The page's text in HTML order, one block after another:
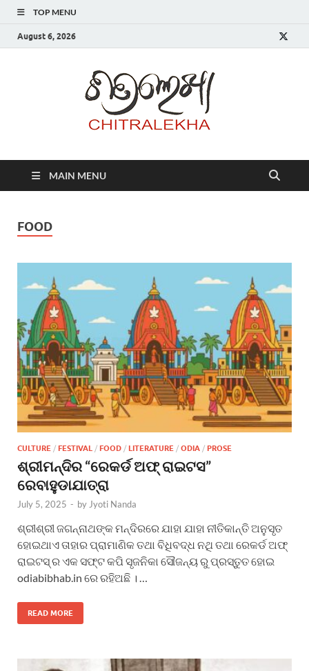
TOP MENU
August 6, 2026
MAIN MENU
FOOD
CULTURE / FESTIVAL / FOOD / LITERATURE / ODIA / PROSE
ଶ୍ରୀମନ୍ଦିର “ରେକର୍ଡ ଅଫ୍ ରାଇଟସ”
ରେବାହୁଡାଯାତ୍ରା
July 5, 2025 - by Jyoti Nanda
ଶ୍ରୀଶ୍ରୀ ଜଗନ୍ନାଥଙ୍କ ମନ୍ଦିରରେ ଯାହା ଯାହା ନୀତିକାନ୍ତି ଅନୁସୃତ
ହୋଇଥାଏ ତାହାର ପ୍ରାମାଣିକ ତଥା ବିଧିବଦ୍ଧ ନଥି ତଥା ରେକର୍ଡ ଅଫ୍
ରାଇଟସ୍ ର ଏକ ସଫ୍ଟ କପି ସୃଜନିକା ସୌଜନ୍ୟ ରୁ ପ୍ରସ୍ତୁତ ହୋଇ
odiabibhab.in ରେ ରହିଅଛି । …
READ MORE